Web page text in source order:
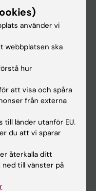
använder vi
webbplatsen ska
hur
att visa och spåra
från externa
till länder utanför EU.
du att vi sparar
återkalla ditt
ned till vänster på